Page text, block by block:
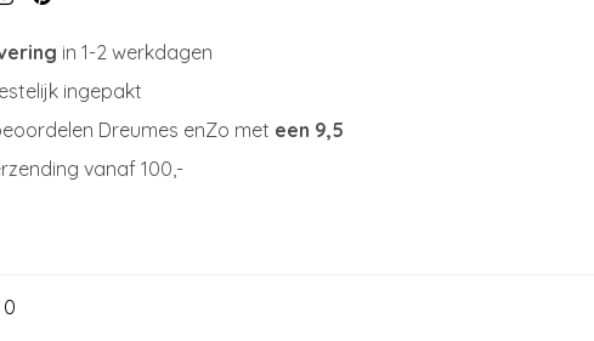
in 1-2 werkdagen
ingepakt
Dreumes enZo met een 9,5
vanaf 100,-
0